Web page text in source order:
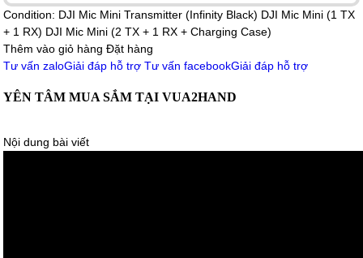
Condition: DJI Mic Mini Transmitter (Infinity Black) DJI Mic Mini (1 TX
+ 1 RX) DJI Mic Mini (2 TX + 1 RX + Charging Case)
Thêm vào giỏ hàng Đặt hàng
Tư vấn zaloGiải đáp hỗ trợ Tư vấn facebookGiải đáp hỗ trợ
YÊN TÂM MUA SẮM TẠI VUA2HAND
Nội dung bài viết